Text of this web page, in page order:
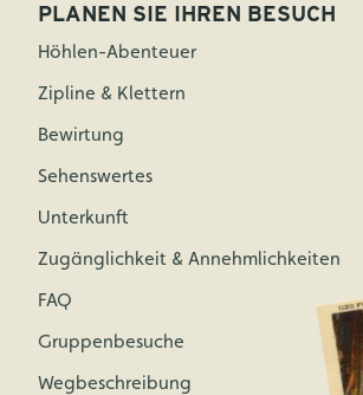
PLANEN SIE IHREN BESUCH
Höhlen-Abenteuer
Zipline & Klettern
Bewirtung
Sehenswertes
Unterkunft
Zugänglichkeit & Annehmlichkeiten
FAQ
Gruppenbesuche
Wegbeschreibung